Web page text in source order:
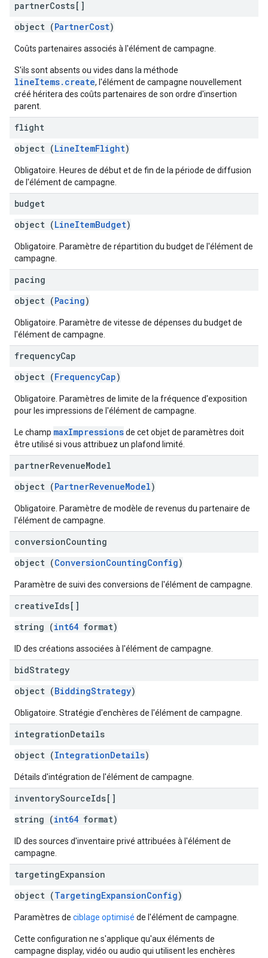
partnerCosts[]
object (PartnerCost)
Coûts partenaires associés à l'élément de campagne.
S'ils sont absents ou vides dans la méthode
lineItems.create, l'élément de campagne nouvellement
créé héritera des coûts partenaires de son ordre d'insertion
parent.
flight
object (LineItemFlight)
Obligatoire. Heures de début et de fin de la période de diffusion
de l'élément de campagne.
budget
object (LineItemBudget)
Obligatoire. Paramètre de répartition du budget de l'élément de
campagne.
pacing
object (Pacing)
Obligatoire. Paramètre de vitesse de dépenses du budget de
l'élément de campagne.
frequencyCap
object (FrequencyCap)
Obligatoire. Paramètres de limite de la fréquence d'exposition
pour les impressions de l'élément de campagne.
Le champ maxImpressionsde cet objet de paramètres doit
être utilisé si vous attribuez un plafond limité.
partnerRevenueModel
object (PartnerRevenueModel)
Obligatoire. Paramètre de modèle de revenus du partenaire de
l'élément de campagne.
conversionCounting
object (ConversionCountingConfig)
Paramètre de suivi des conversions de l'élément de campagne.
creativeIds[]
string (int64 format)
ID des créations associées à l'élément de campagne.
bidStrategy
object (BiddingStrategy)
Obligatoire. Stratégie d'enchères de l'élément de campagne.
integrationDetails
object (IntegrationDetails)
Détails d'intégration de l'élément de campagne.
inventorySourceIds[]
string (int64 format)
ID des sources d'inventaire privé attribuées à l'élément de
campagne.
targetingExpansion
object (TargetingExpansionConfig)
Paramètres de ciblage optimisé de l'élément de campagne.
Cette configuration ne s'applique qu'aux éléments de
campagne display, vidéo ou audio qui utilisent les enchères